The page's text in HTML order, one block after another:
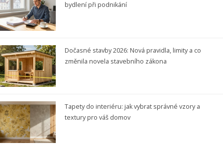
bydlení při podnikání
Dočasné stavby 2026: Nová pravidla, limity a co
změnila novela stavebního zákona
Tapety do interiéru: jak vybrat správné vzory a
textury pro váš domov